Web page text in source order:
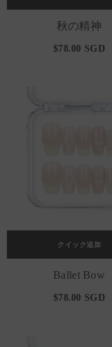
秋の精神
$78.00 SGD
クイック追加
Ballet Bow
$78.00 SGD